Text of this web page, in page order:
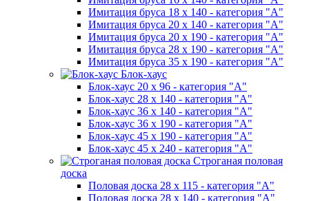
Имитация бруса 18 х 140 - категория "А"
Имитация бруса 20 х 140 - категория "А"
Имитация бруса 20 х 190 - категория "А"
Имитация бруса 28 х 190 - категория "А"
Имитация бруса 35 х 190 - категория "А"
Блок-хаус
Блок-хаус 20 х 96 - категория "А"
Блок-хаус 28 х 140 - категория "А"
Блок-хаус 36 х 140 - категория "А"
Блок-хаус 36 х 190 - категория "А"
Блок-хаус 45 х 190 - категория "А"
Блок-хаус 45 х 240 - категория "А"
Строганая половая
доска
Половая доска 28 х 115 - категория "А"
Половая доска 28 х 140 - категория "А"